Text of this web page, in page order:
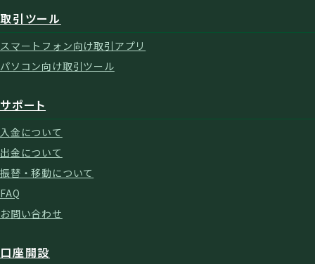
取引ツール
スマートフォン向け取引アプリ
パソコン向け取引ツール
サポート
入金について
出金について
振替・移動について
FAQ
お問い合わせ
口座開設